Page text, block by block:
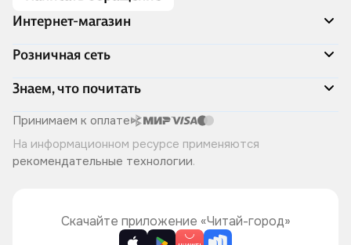
Интернет-магазин
Акции
Доставка и оплата
Программа лояльности
Подарочные сертификаты
Правила продажи
Политика конфиденциальности
Розничная сеть
Адреса магазинов
Книжный Дозор
О компании
Читай-город для бизнеса
Хотите у нас работать?
Знаем, что почитать
Скоро в продаже
Лучшие из лучших
Читай-журнал
Принимаем к оплате
На информационном ресурсе применяются
рекомендательные технологии.
Скачайте приложение «Читай-город»